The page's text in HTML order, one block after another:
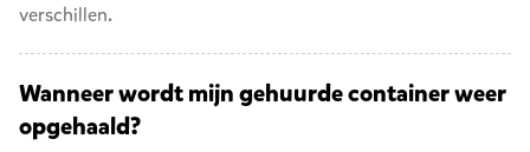
verschillen.
Wanneer wordt mijn gehuurde container weer
opgehaald?